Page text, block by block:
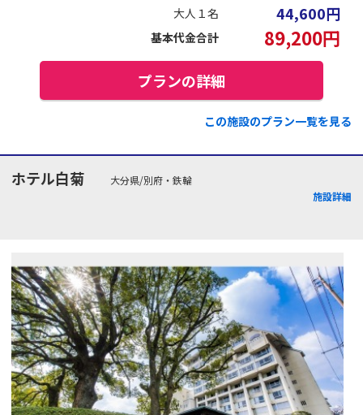
大人１名 44,600円
基本代金合計 89,200円
プランの詳細
この施設のプラン一覧を見る
ホテル白菊
大分県/別府・鉄輪
施設詳細